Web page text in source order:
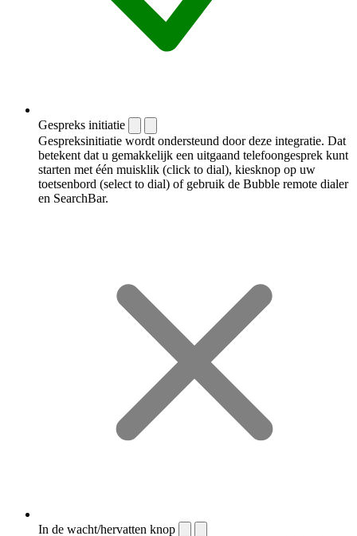
Gespreks initiatie
Gespreksinitiatie wordt ondersteund door deze integratie. Dat
betekent dat u gemakkelijk een uitgaand telefoongesprek kunt
starten met één muisklik (click to dial), kiesknop op uw
toetsenbord (select to dial) of gebruik de Bubble remote dialer
en SearchBar.
In de wacht/hervatten knop